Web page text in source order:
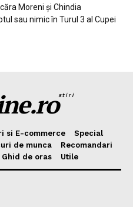
Moreni și Chindia
sau nimic în Turul 3 al Cupei
stiri
si E-commerce
Special
de munca
Recomandari
Ghid de oras Utile